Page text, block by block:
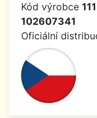
Kód výrobce
102607341
Oficiální